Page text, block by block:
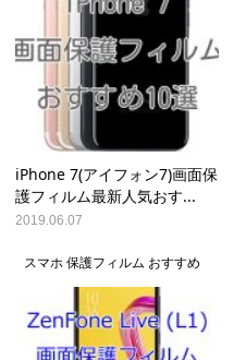
iPhone 7(アイフォン7)画面保
護フィルム最新人気おす...
2019.06.07
スマホ 保護フィルム おすすめ